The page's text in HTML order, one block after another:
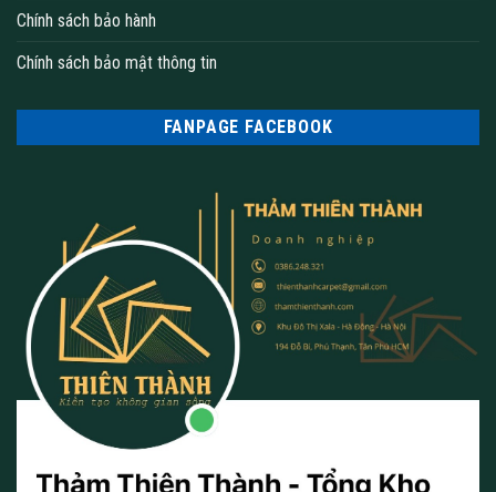
mã và màu sắc đa dạng, giúp khách hàng có nhiều lựa chọn
mình.
Thảm Forest cho văn phòng
Chính sách bảo hành
Chính sách bảo mật thông tin
FANPAGE FACEBOOK